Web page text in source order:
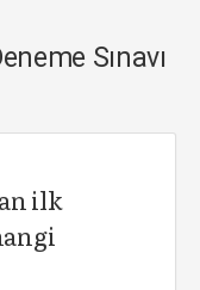
Sınavı
ilk